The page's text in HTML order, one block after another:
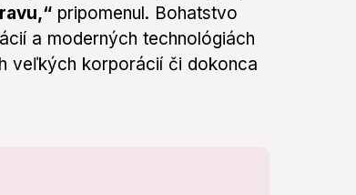
pripomenul. Bohatstvo
a moderných technológiách
veľkých korporácií či dokonca